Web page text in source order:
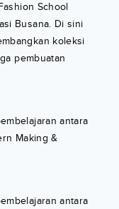
School
Busana. Di sini
koleksi
pembuatan
antara
Making &
antara